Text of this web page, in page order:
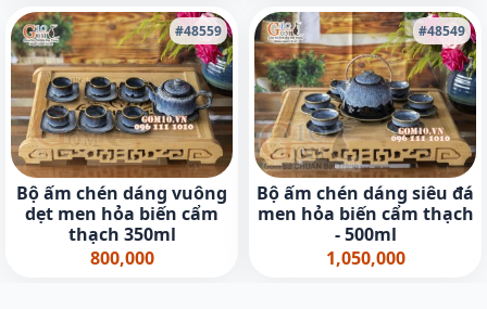
#48559
Bộ ấm chén dáng vuông
dẹt men hỏa biến cẩm
thạch 350ml
800,000
#48549
Bộ ấm chén dáng siêu đá
men hỏa biến cẩm thạch
- 500ml
1,050,000